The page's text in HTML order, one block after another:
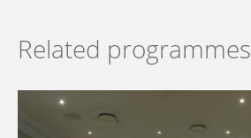
Related programmes